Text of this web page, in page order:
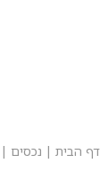
דף הבית | נכסים |